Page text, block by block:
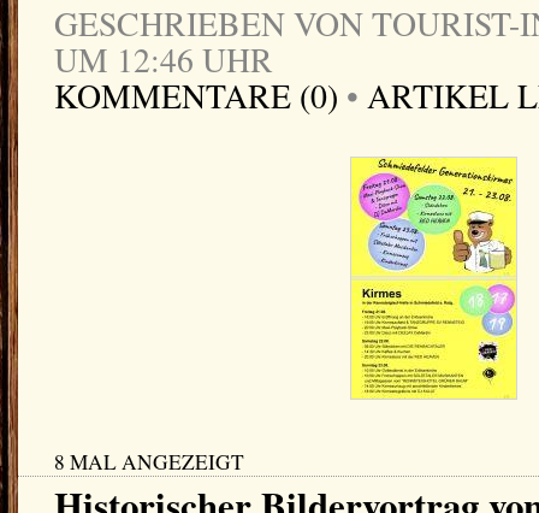
GESCHRIEBEN VON TOURIST-
UM 12:46 UHR
KOMMENTARE (0) • ARTIKEL
8 MAL ANGEZEIGT